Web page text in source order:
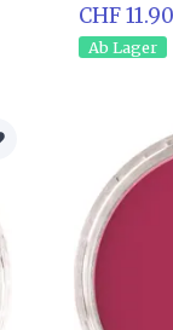
CHF 11.90
Ab Lager